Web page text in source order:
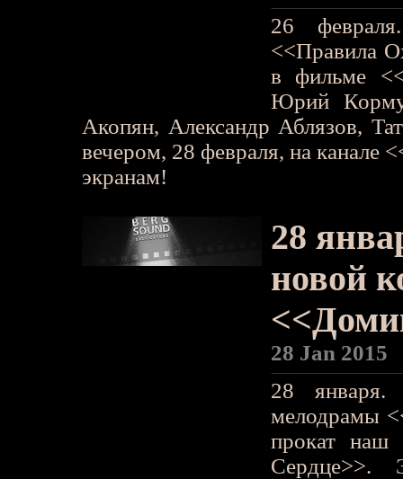
26
<<Правила
в фильме
Юрий
Акопян, Александр Аблязов,
вечером, 28 февраля, на канале
экранам!
28
новой
28 Jan 2015
28 января.
мелодрамы
прокат наш
Сердце>>.